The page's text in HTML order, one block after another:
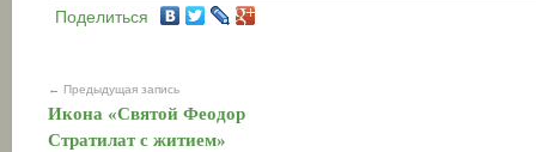
Поделиться
← Предыдущая запись
Икона «Святой Феодор
Стратилат с житием»